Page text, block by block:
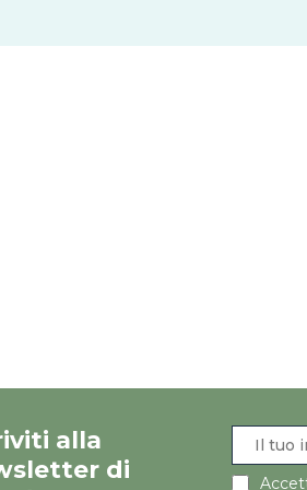
alla
di